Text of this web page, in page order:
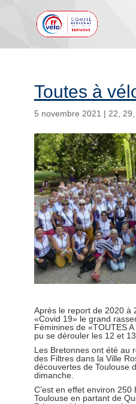
Toutes à
5 novembre 2021 | 22 29
Après le report de 2020 à
«Covid 19» le grand
Féminines de «TOUTES
pu se dérouler les 12 et
Les Bretonnes ont été au
des Filtres dans la Ville
découvertes de Toulouse
dimanche.
C’est en effet environ
Toulouse en partant de